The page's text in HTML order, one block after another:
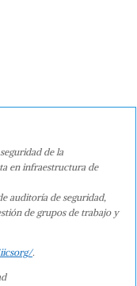
de la
en infraestructura de
auditoría de seguridad,
de grupos de trabajo y
.